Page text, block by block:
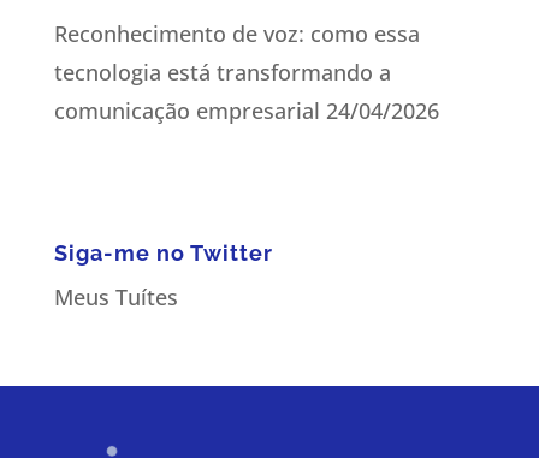
Reconhecimento de voz: como essa
tecnologia está transformando a
comunicação empresarial 24/04/2026
Siga-me no Twitter
Meus Tuítes